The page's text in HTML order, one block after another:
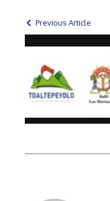
Previous Article